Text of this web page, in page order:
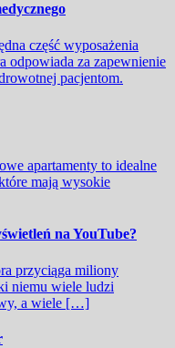
część wyposażenia
odpowiada za zapewnienie
pacjentom.
apartamenty to idealne
mają wysokie
na YouTube?
przyciąga miliony
niemu wiele ludzi
a wiele […]